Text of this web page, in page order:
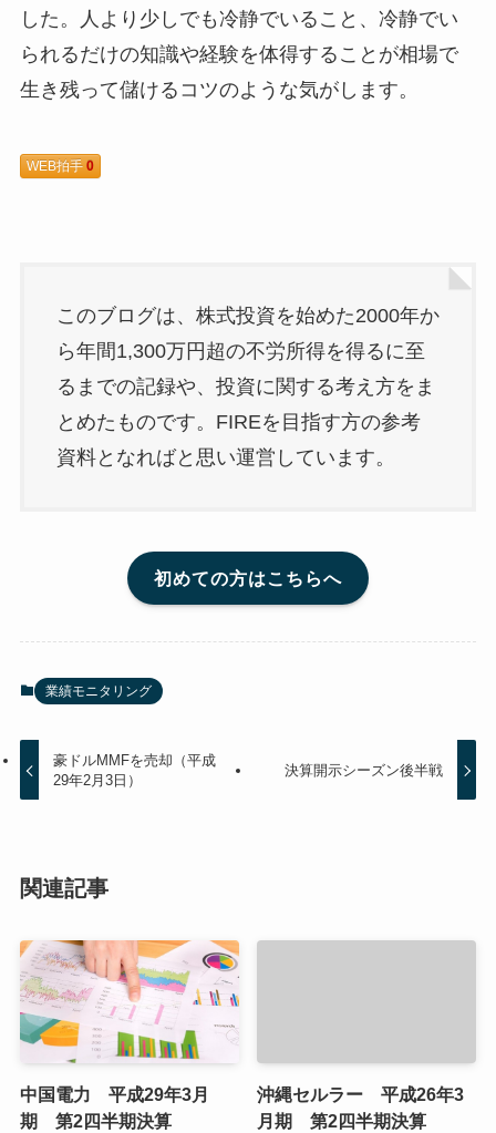
した。人より少しでも冷静でいること、冷静でい
られるだけの知識や経験を体得することが相場で
生き残って儲けるコツのような気がします。
WEB拍手 0
このブログは、株式投資を始めた2000年か
ら年間1,300万円超の不労所得を得るに至
るまでの記録や、投資に関する考え方をま
とめたものです。FIREを目指す方の参考
資料となればと思い運営しています。
初めての方はこちらへ
業績モニタリング
豪ドルMMFを売却（平成
29年2月3日）
決算開示シーズン後半戦
関連記事
中国電力 平成29年3月
期 第2四半期決算
沖縄セルラー 平成26年3
月期 第2四半期決算